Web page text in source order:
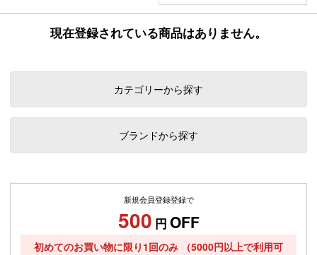
現在登録されている商品はありません。
カテゴリーから探す
ブランドから探す
新規会員登録登録で
500 円 OFF
初めてのお買い物に限り1回のみ
（5000円以上で利用可